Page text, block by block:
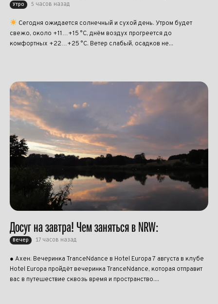
Утро 5 часов назад
Сегодня ожидается солнечный и сухой день. Утром будет
свежо, около +11…+15 °C, днём воздух прогреется до
комфортных +22…+25 °C. Ветер слабый, осадков не...
Досуг на завтра! Чем заняться в NRW:
Вечер 17 часов назад
● Ахен: Вечеринка TranceNdance в Hotel Europa 7 августа в клубе
Hotel Europa пройдёт вечеринка TranceNdance, которая отправит
вас в путешествие сквозь время и пространство....